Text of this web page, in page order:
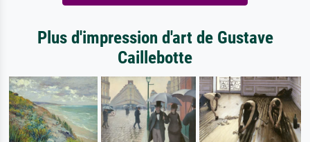
Plus d'impression d'art de Gustave
Caillebotte